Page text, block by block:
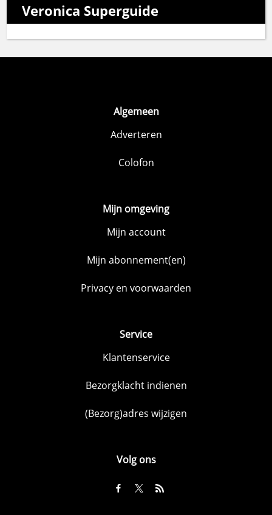
Veronica Superguide
Algemeen
Adverteren
Colofon
Mijn omgeving
Mijn account
Mijn abonnement(en)
Privacy en voorwaarden
Service
Klantenservice
Bezorgklacht indienen
(Bezorg)adres wijzigen
Volg ons